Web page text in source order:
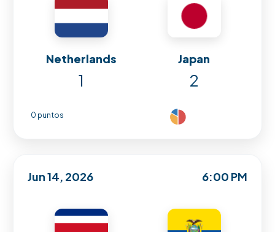
Netherlands Japan
1 2
0 puntos
Jun 14, 2026 6:00 PM